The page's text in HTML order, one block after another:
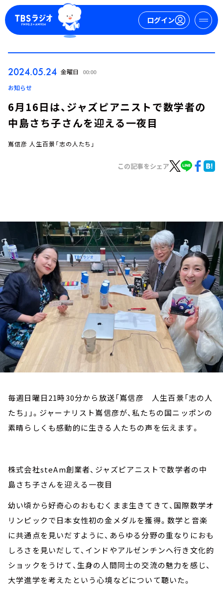
ログイン
お知らせ
イベント・グッズ
YouTube
会社情報
2024.05.24 金曜日 00:00
お知らせ
6月16日は、ジャズピアニストで数学者の
中島さち子さんを迎える一夜目
嶌信彦 人生百景「志の人たち」
この記事をシェア
毎週日曜日21時30分から放送「嶌信彦 人生百景「志の人
たち」」。ジャーナリスト嶌信彦が、私たちの国ニッポンの
素晴らしくも感動的に生きる人たちの声を伝えます。
株式会社steAm創業者、ジャズピアニストで数学者の中
島さち子さんを迎える一夜目
幼い頃から好奇心のおもむくまま生きてきて、国際数学オ
リンピックで日本女性初の金メダルを獲得。数学と音楽
に共通点を見いだすように、あらゆる分野の重なりにおも
しろさを見いだして、インドやアルゼンチンへ行き文化的
ショックをうけて、生身の人間同士の交流の魅力を感じ、
大学進学を考えたという心境などについて聴いた。